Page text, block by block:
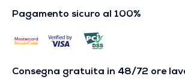
Pagamento sicuro al 100%
Consegna gratuita in 48/72 ore